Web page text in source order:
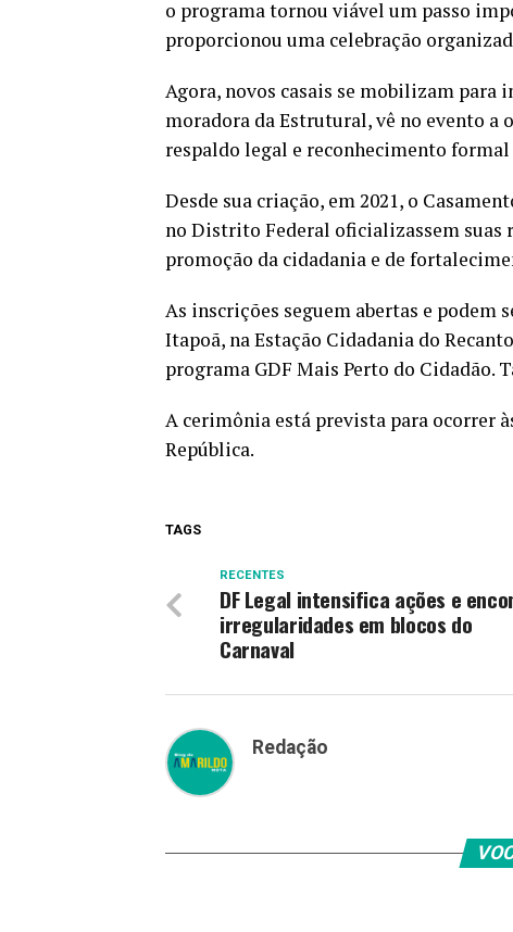
o programa tornou viável um passo
proporcionou uma celebração
Agora, novos casais se mobilizam para
moradora da Estrutural, vê no evento
respaldo legal e reconhecimento formal
Desde sua criação, em 2021, o
no Distrito Federal oficializassem suas
promoção da cidadania e de
As inscrições seguem abertas e podem
Itapoã, na Estação Cidadania do
programa GDF Mais Perto do Cidadão.
A cerimônia está prevista para ocorrer
República.
TAGS
RECENTES
DF Legal intensifica ações e
irregularidades em blocos do
Carnaval
Redação